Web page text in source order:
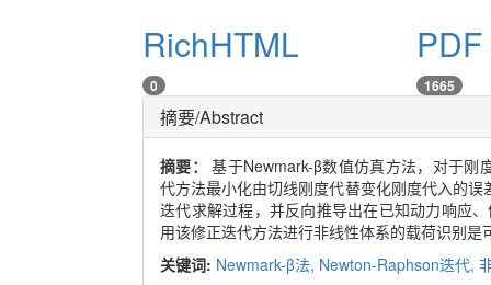
RichHTML
0 1665
摘要/Abstract
摘要：基于Newmark-β数值仿真方法，对于刚
代方法最小化由切线刚度代替变化刚度代入的
迭代求解过程，并反向推导出在已知动力响应
用该修正迭代方法进行非线性体系的载荷识别
关键词: Newmark-β法, Newton-Raphson迭代,